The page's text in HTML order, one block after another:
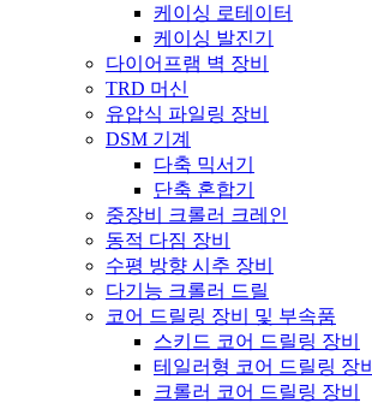
케이싱 로테이터
케이싱 발진기
다이어프램 벽 장비
TRD 머신
유압식 파일링 장비
DSM 기계
다축 믹서기
단축 혼합기
중장비 크롤러 크레인
동적 다짐 장비
수평 방향 시추 장비
다기능 크롤러 드릴
코어 드릴링 장비 및 부속품
스키드 코어 드릴링 장비
테일러형 코어 드릴링 장비
크롤러 코어 드릴링 장비